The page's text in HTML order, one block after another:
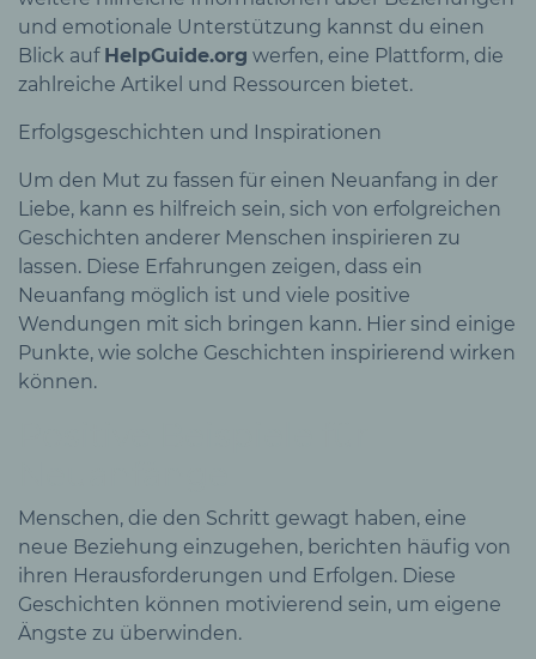
und emotionale Unterstützung kannst du einen
Blick auf HelpGuide.org werfen, eine Plattform, die
zahlreiche Artikel und Ressourcen bietet.
Erfolgsgeschichten und Inspirationen
Um den Mut zu fassen für einen Neuanfang in der
Liebe, kann es hilfreich sein, sich von erfolgreichen
Geschichten anderer Menschen inspirieren zu
lassen. Diese Erfahrungen zeigen, dass ein
Neuanfang möglich ist und viele positive
Wendungen mit sich bringen kann. Hier sind einige
Punkte, wie solche Geschichten inspirierend wirken
können.
Menschen, die den Schritt gewagt haben, eine
neue Beziehung einzugehen, berichten häufig von
ihren Herausforderungen und Erfolgen. Diese
Geschichten können motivierend sein, um eigene
Ängste zu überwinden.